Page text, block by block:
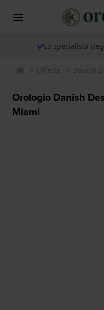
Lo specialista
Offerte Danish
Orologio Danish
Miami